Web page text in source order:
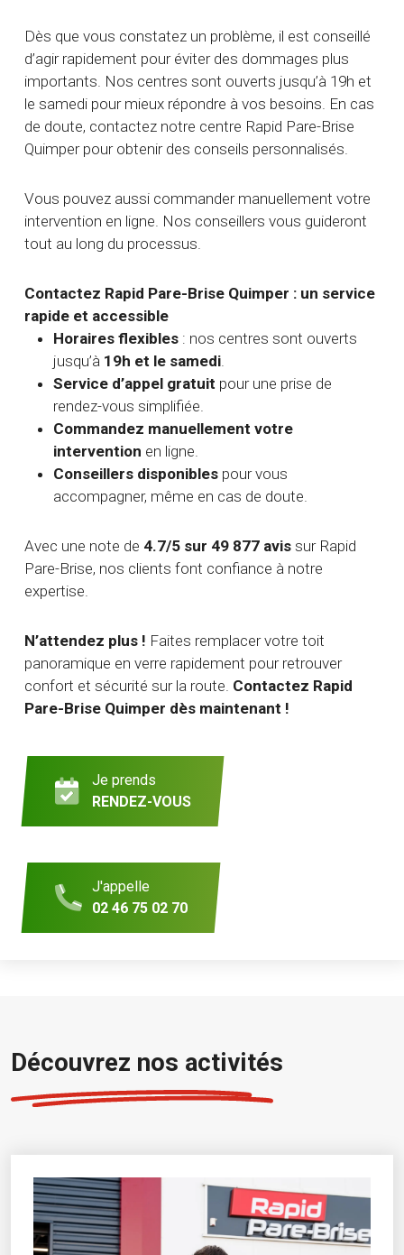
Dès que vous constatez un problème, il est conseillé
d’agir rapidement pour éviter des dommages plus
importants. Nos centres sont ouverts jusqu’à 19h et
le samedi pour mieux répondre à vos besoins. En cas
de doute, contactez notre centre Rapid Pare-Brise
Quimper pour obtenir des conseils personnalisés.
Vous pouvez aussi commander manuellement votre
intervention en ligne. Nos conseillers vous guideront
tout au long du processus.
Contactez Rapid Pare-Brise Quimper : un service
rapide et accessible
Horaires flexibles : nos centres sont ouverts
jusqu’à 19h et le samedi.
Service d’appel gratuit pour une prise de
rendez-vous simplifiée.
Commandez manuellement votre
intervention en ligne.
Conseillers disponibles pour vous
accompagner, même en cas de doute.
Avec une note de 4.7/5 sur 49 877 avis sur Rapid
Pare-Brise, nos clients font confiance à notre
expertise.
N’attendez plus ! Faites remplacer votre toit
panoramique en verre rapidement pour retrouver
confort et sécurité sur la route. Contactez Rapid
Pare-Brise Quimper dès maintenant !
Je prends
RENDEZ-VOUS
J'appelle
02 46 75 02 70
Découvrez nos activités